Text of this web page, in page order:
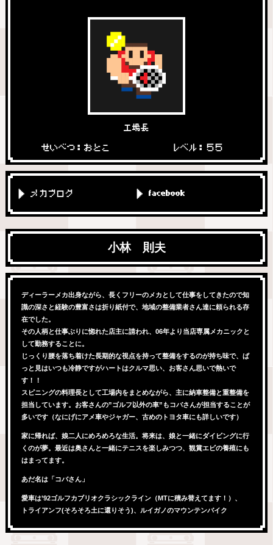
工場長
せいべつ：おとこ レベル：５５
メカブログ facebook
小林 則夫
ディーラーメカ出身ながら、長くフリーのメカとして仕事をしてきたので知
識の深さと経験の豊富さは折り紙付で、地域の整備業者さん達に頼られる存
在でした。
その人柄と仕事ぶりに惚れた店主に請われ、06年より当店専属メカニックと
して勤務することに。
じっくり腰を落ち着けた長期的な視点を持って整備をするのが持ち味で、ぱ
っと見はいつも冷静ですがハートはクルマ思い、お客さん思いで熱いで
す！！
スピニングの料理長として工場内をまとめながら、主に納車整備と重整備を
担当しています。お客さんの”ゴルフ以外の車”もコバさんが担当することが
多いです（なにげにアメ車やジャガー、古めのトヨタ車にも詳しいです）
家に帰れば、娘二人にめろめろな生活。将来は、娘と一緒にダイビングに行
くのが夢。最近は奥さんと一緒にテニスを楽しみつつ、観賞エビの養殖にも
はまってます。
あだ名は「コバさん」
愛車は’92ゴルフカブリオクラシックライン（MTに積み替えてます！）、
トライアンフ(そろそろ土に還りそう)、ルイガノのマウンテンバイク